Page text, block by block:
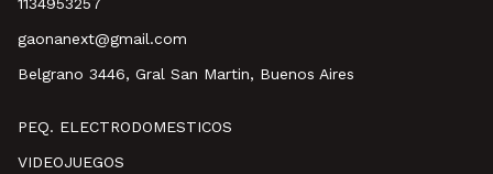
gaonanext@gmail.com
Belgrano 3446, Gral San Martin, Buenos Aires
PEQ. ELECTRODOMESTICOS
VIDEOJUEGOS